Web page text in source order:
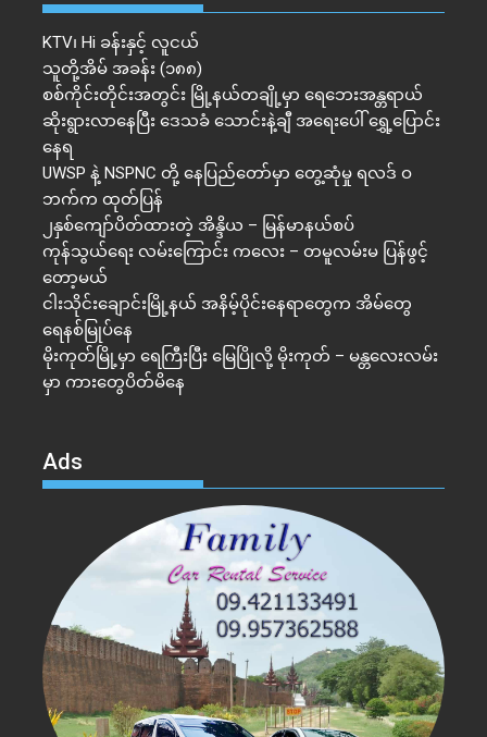
KTV၊ Hi ခန်းနှင့် လူငယ်
သူတို့အိမ် အခန်း (၁၈၈)
စစ်ကိုင်းတိုင်းအတွင်း မြို့နယ်တချို့မှာ ရေဘေးအန္တရာယ်
ဆိုးရွားလာနေပြီး ဒေသခံ သောင်းနဲ့ချီ အရေးပေါ် ရွှေ့ပြောင်း
နေရ
UWSP နဲ့ NSPNC တို့ နေပြည်တော်မှာ တွေ့ဆုံမှု ရလဒ် ဝ
ဘက်က ထုတ်ပြန်
၂နှစ်​ကျော်ပိတ်ထားတဲ့ အိန္ဒိယ – မြန်မာနယ်စပ်
ကုန်သွယ်ရေး လမ်းကြောင်း ကလေး – တမူလမ်းမ ပြန်ဖွင့်
တော့မယ်
ငါးသိုင်းချောင်းမြို့နယ် အနိမ့်ပိုင်းနေရာတွေက အိမ်​တွေ
ရေနစ်မြုပ်နေ
မိုးကုတ်မြို့မှာ ရေကြီးပြီး မြေပြိုလို့ မိုးကုတ် – မန္တလေးလမ်း
မှာ ကားတွေပိတ်မိနေ
Ads